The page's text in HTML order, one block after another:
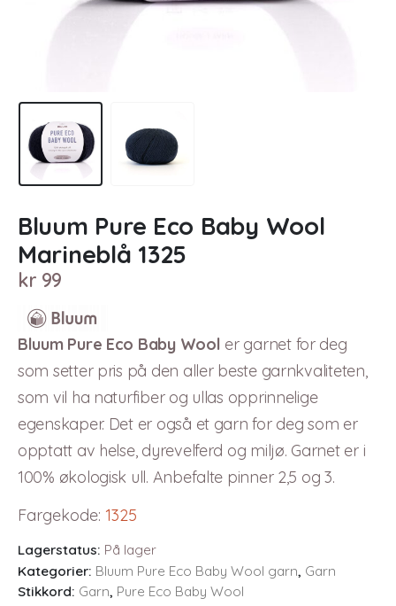
Bluum Pure Eco Baby Wool
Marineblå 1325
kr 99
Bluum Pure Eco Baby Wool er garnet for deg
som setter pris på den aller beste garnkvaliteten,
som vil ha naturfiber og ullas opprinnelige
egenskaper. Det er også et garn for deg som er
opptatt av helse, dyrevelferd og miljø. Garnet er i
100% økologisk ull. Anbefalte pinner 2,5 og 3.
Fargekode: 1325
Lagerstatus: På lager
Kategorier: Bluum Pure Eco Baby Wool garn, Garn
Stikkord: Garn, Pure Eco Baby Wool